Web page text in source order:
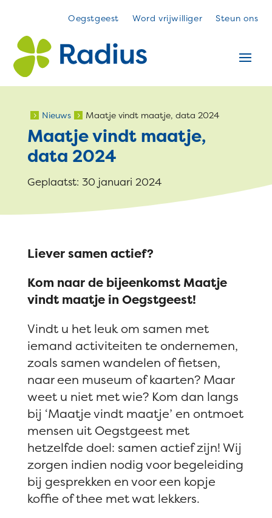
Oegstgeest Word vrijwilliger Steun ons
5 Nieuws 5 Maatje vindt maatje, data 2024
Maatje vindt maatje,
data 2024
Geplaatst: 30 januari 2024
Liever samen actief?
Kom naar de bijeenkomst Maatje
vindt maatje in Oegstgeest!
Vindt u het leuk om samen met
iemand activiteiten te ondernemen,
zoals samen wandelen of fietsen,
naar een museum of kaarten? Maar
weet u niet met wie? Kom dan langs
bij ‘Maatje vindt maatje’ en ontmoet
mensen uit Oegstgeest met
hetzelfde doel: samen actief zijn! Wij
zorgen indien nodig voor begeleiding
bij gesprekken en voor een kopje
koffie of thee met wat lekkers.